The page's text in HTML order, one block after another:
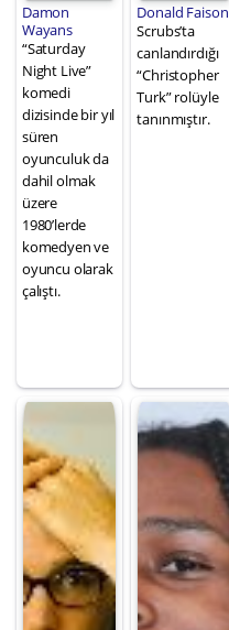
Damon
Wayans
“Saturday
Night Live”
komedi
dizisinde bir yıl
süren
oyunculuk da
dahil olmak
üzere
1980’lerde
komedyen ve
oyuncu olarak
çalıştı.
Donald Faison
Scrubs’ta
canlandırdığı
“Christopher
Turk” rolüyle
tanınmıştır.